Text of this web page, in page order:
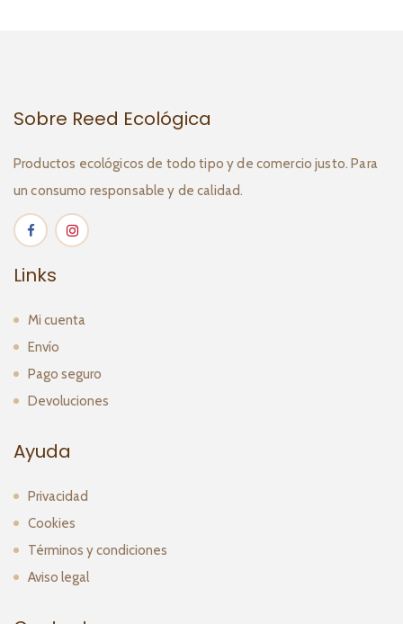
Sobre Reed Ecológica
Productos ecológicos de todo tipo y de comercio justo. Para
un consumo responsable y de calidad.
Links
Mi cuenta
Envío
Pago seguro
Devoluciones
Ayuda
Privacidad
Cookies
Términos y condiciones
Aviso legal